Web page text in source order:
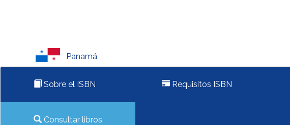
Panamá
Sobre el ISBN Requisitos ISBN
Consultar libros